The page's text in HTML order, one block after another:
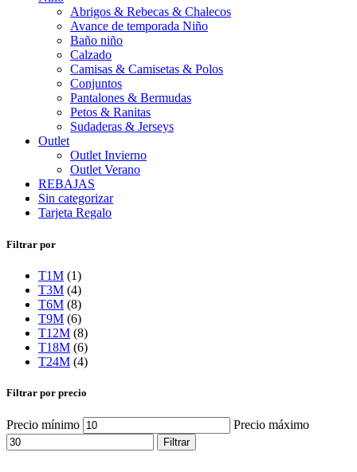
Abrigos & Rebecas & Chalecos
Avance de temporada Niño
Baño niño
Calzado
Camisas & Camisetas & Polos
Conjuntos
Pantalones & Bermudas
Petos & Ranitas
Sudaderas & Jerseys
Outlet
Outlet Invierno
Outlet Verano
REBAJAS
Sin categorizar
Tarjeta Regalo
Filtrar por
T1M (1)
T3M (4)
T6M (8)
T9M (6)
T12M (8)
T18M (6)
T24M (4)
Filtrar por precio
Precio mínimo Precio máximo
Filtrar